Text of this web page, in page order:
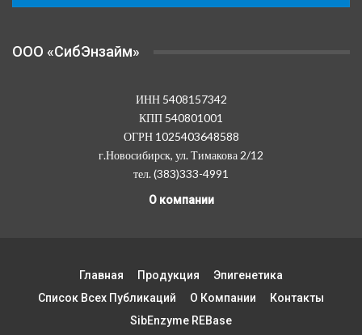
OOO «СибЭнзайм»
ИНН 5408157342
КПП 540801001
ОГРН 1025403648588
г.Новосибирск, ул. Тимакова 2/12
тел. (383)333-4991
О компании
Главная Продукция
Эпигенетика
Список Всех Публикаций
О Компании
Контакты
SibEnzyme REBase